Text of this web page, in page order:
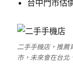
台中門市估
二手手機店，推薦
市，未來會在台北